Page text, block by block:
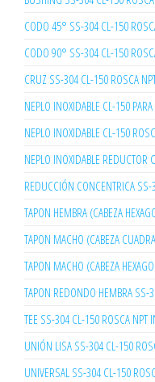
CODO 45° SS-304 CL-150
CODO 90° SS-304 CL-150
CRUZ SS-304 CL-150 ROSCA
NEPLO INOXIDABLE CL-150
NEPLO INOXIDABLE CL-150
NEPLO INOXIDABLE REDUCTOR
REDUCCIÓN CONCENTRICA
TAPON HEMBRA (CABEZA
TAPON MACHO (CABEZA
TAPON MACHO (CABEZA
TAPON REDONDO HEMBRA SS-
TEE SS-304 CL-150 ROSCA NPT
UNIÓN LISA SS-304 CL-150
UNIVERSAL SS-304 CL-150